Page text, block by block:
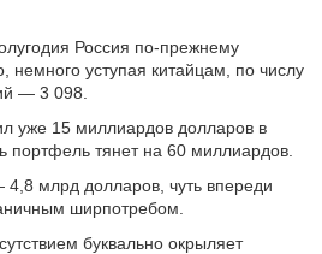
Россия по-прежнему
немного уступая китайцам, по числу
— 3 098.
уже 15 миллиардов долларов в
портфель тянет на 60 миллиардов.
4,8 млрд долларов, чуть впереди
ширпотребом.
буквально окрыляет